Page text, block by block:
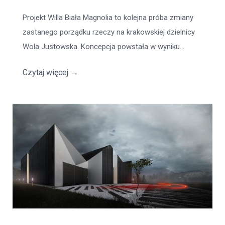
Projekt Willa Biała Magnolia to kolejna próba zmiany
zastanego porządku rzeczy na krakowskiej dzielnicy
Wola Justowska. Koncepcja powstała w wyniku...
Czytaj więcej →